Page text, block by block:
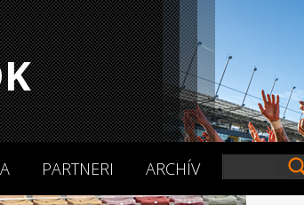
PARTNERI ARCHÍV